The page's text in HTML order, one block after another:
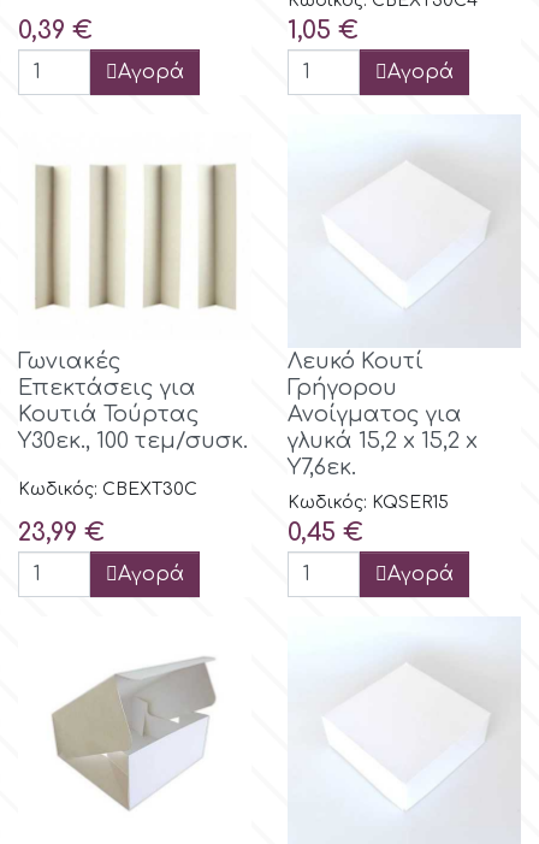
Τιμή
0,39 €
Αγορά
Τιμή
1,05 €
Αγορά
Γωνιακές
Επεκτάσεις για
Κουτιά Τούρτας
Υ30εκ., 100 τεμ/συσκ.
Κωδικός: CBEXT30C
Τιμή
23,99 €
Αγορά
Λευκό Κουτί
Γρήγορου
Ανοίγματος για
γλυκά 15,2 x 15,2 x
Y7,6εκ.
Κωδικός: KQSER15
Τιμή
0,45 €
Αγορά